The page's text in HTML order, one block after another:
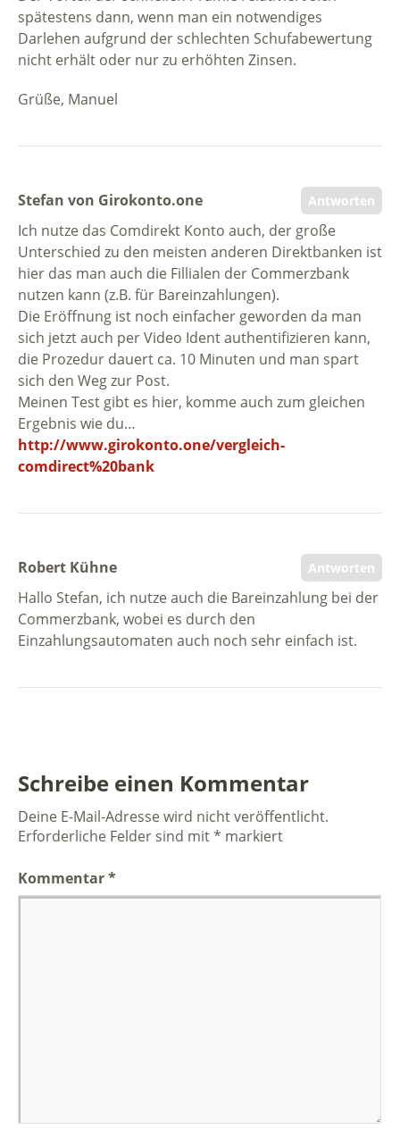
spätestens dann, wenn man ein notwendiges
Darlehen aufgrund der schlechten Schufabewertung
nicht erhält oder nur zu erhöhten Zinsen.
Grüße, Manuel
Antworten
Stefan von Girokonto.one
Ich nutze das Comdirekt Konto auch, der große
Unterschied zu den meisten anderen Direktbanken ist
hier das man auch die Fillialen der Commerzbank
nutzen kann (z.B. für Bareinzahlungen).
Die Eröffnung ist noch einfacher geworden da man
sich jetzt auch per Video Ident authentifizieren kann,
die Prozedur dauert ca. 10 Minuten und man spart
sich den Weg zur Post.
Meinen Test gibt es hier, komme auch zum gleichen
Ergebnis wie du…
http://www.girokonto.one/vergleich-
comdirect%20bank
Antworten
Robert Kühne
Hallo Stefan, ich nutze auch die Bareinzahlung bei der
Commerzbank, wobei es durch den
Einzahlungsautomaten auch noch sehr einfach ist.
Schreibe einen Kommentar
Deine E-Mail-Adresse wird nicht veröffentlicht.
Erforderliche Felder sind mit* markiert
Kommentar*